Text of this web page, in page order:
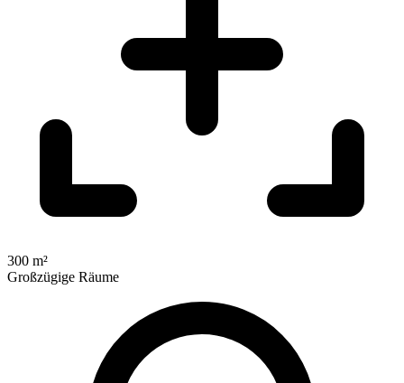
300 m²
Großzügige Räume